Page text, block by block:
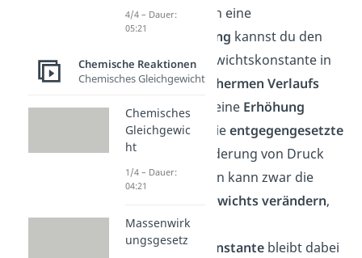
Temperatur . Durch eine
Temperatursenkung kannst du den
Wert der Gleichgewichtskonstante in
Richtung desexothermen Verlaufs
verändern, durch eine Erhöhung
entsprechend in dieentgegengesetzte
Richtung
. Eine Änderung von Druck
oder Konzentration kann zwar die
Lage des Gleichgewichts verändern,
dieGröße der
Gleichgewichtskonstante bleibt dabei
4/4 – Dauer:
05:21
Chemische Reaktionen
Chemisches Gleichgewicht
Chemisches
Gleichgewic
ht
1/4 – Dauer:
04:21
Massenwirk
ungsgesetz